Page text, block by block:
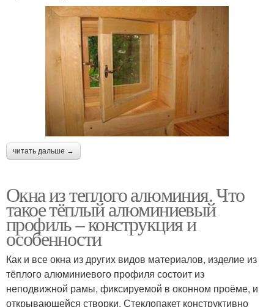
читать дальше →
Окна из теплого алюминия. Что
такое тёплый алюминиевый
профиль – конструкция и
особенности
Как и все окна из других видов материалов, изделие из
тёплого алюминиевого профиля состоит из
неподвижной рамы, фиксируемой в оконном проёме, и
открывающейся створки. Стеклопакет конструктивно